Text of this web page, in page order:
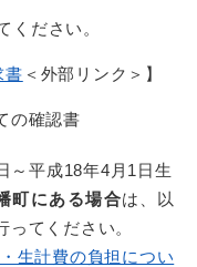
ください。
書 ＜外部リンク＞ 】
の確認書
～平成18年4月1日生
町にある場合は、以
ってください。
生計費の負担につい